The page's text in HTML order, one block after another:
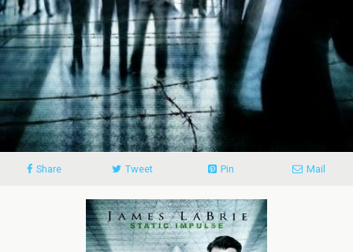
Share Tweet Pin Mail